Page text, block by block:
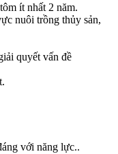
ít nhất 2 năm.
nuôi trồng thủy sản,
quyết vấn đề
với năng lực..